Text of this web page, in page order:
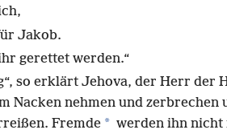
Jakob.
gerettet werden.“
so erklärt Jehova, der Herr der
Nacken nehmen und zerbrechen
Fremde * werden ihn nicht